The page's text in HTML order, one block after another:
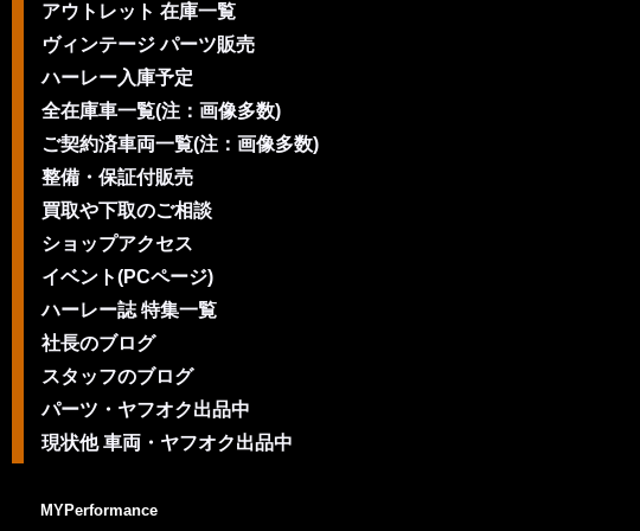
アウトレット 在庫一覧
ヴィンテージ パーツ販売
ハーレー入庫予定
全在庫車一覧(注：画像多数)
ご契約済車両一覧(注：画像多数)
整備・保証付販売
買取や下取のご相談
ショップアクセス
イベント(PCページ)
ハーレー誌 特集一覧
社長のブログ
スタッフのブログ
パーツ・ヤフオク出品中
現状他 車両・ヤフオク出品中
MYPerformance